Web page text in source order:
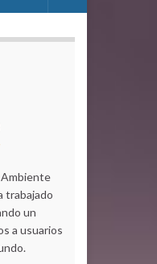
Ambiente
trabajado
un
a usuarios